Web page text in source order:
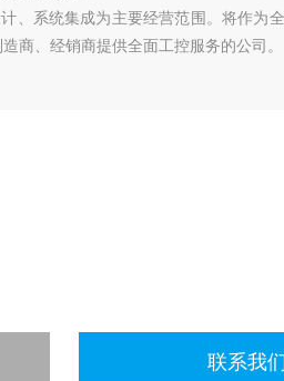
、系统集成为主要经营范围。将作为全
商、经销商提供全面工控服务的公司。
联系我们